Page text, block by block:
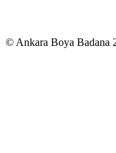
© Ankara Boya Badana